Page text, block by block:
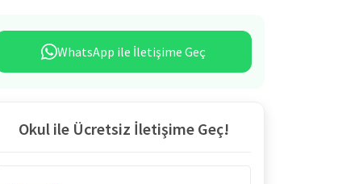
WhatsApp ile İletişime Geç
Okul ile Ücretsiz İletişime Geç!